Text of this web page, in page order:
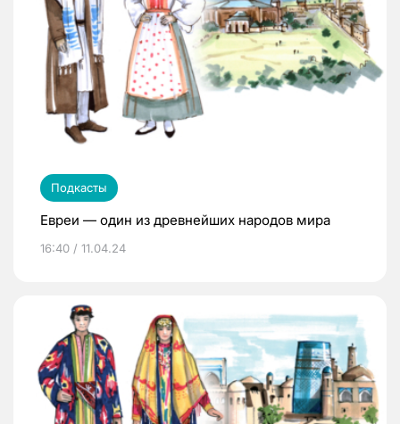
Подкасты
Евреи — один из древнейших народов мира
16:40 / 11.04.24